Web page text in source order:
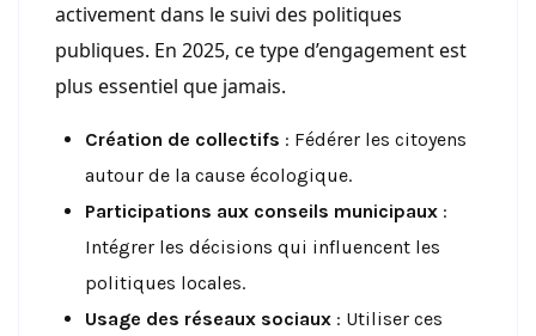
activement dans le suivi des politiques
publiques. En 2025, ce type d’engagement est
plus essentiel que jamais.
Création de collectifs : Fédérer les citoyens
autour de la cause écologique.
Participations aux conseils municipaux :
Intégrer les décisions qui influencent les
politiques locales.
Usage des réseaux sociaux : Utiliser ces